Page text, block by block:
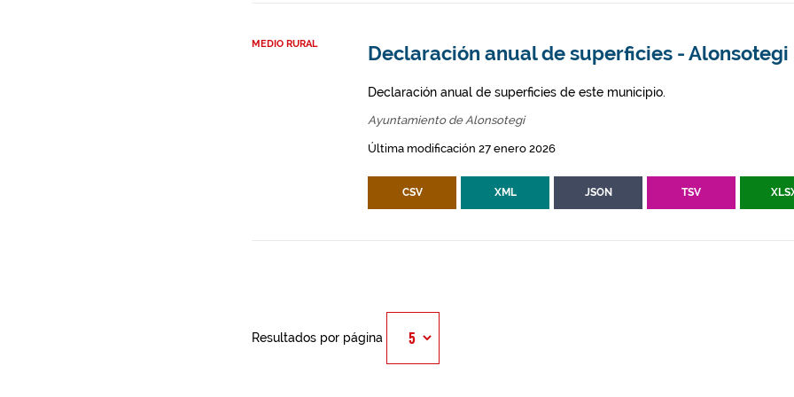
MEDIO RURAL Declaración anual de superficies - Alonsotegi
Declaración anual de superficies de este municipio.
Ayuntamiento de Alonsotegi
Última modificación 27 enero 2026
CSV XML JSON TSV
Resultados por página